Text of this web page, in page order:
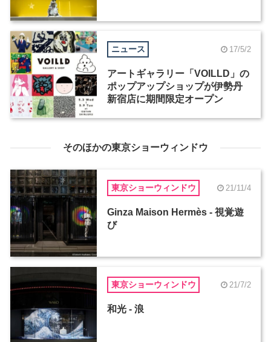
ニュース 17/5/2
アートギャラリー「VOILLD」の
ポップアップショップが伊勢丹
新宿店に期間限定オープン
そのほかの東京ショーウィンドウ
東京ショーウィンドウ 21/11/4
Ginza Maison Hermès - 視覚遊
び
東京ショーウィンドウ 21/7/2
和光 - 浪